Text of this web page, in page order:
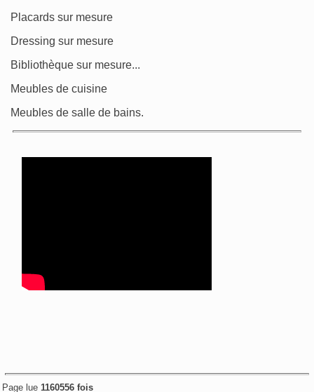
Placards sur mesure
Dressing sur mesure
Bibliothèque sur mesure...
Meubles de cuisine
Meubles de salle de bains.
Page lue 1160556 fois